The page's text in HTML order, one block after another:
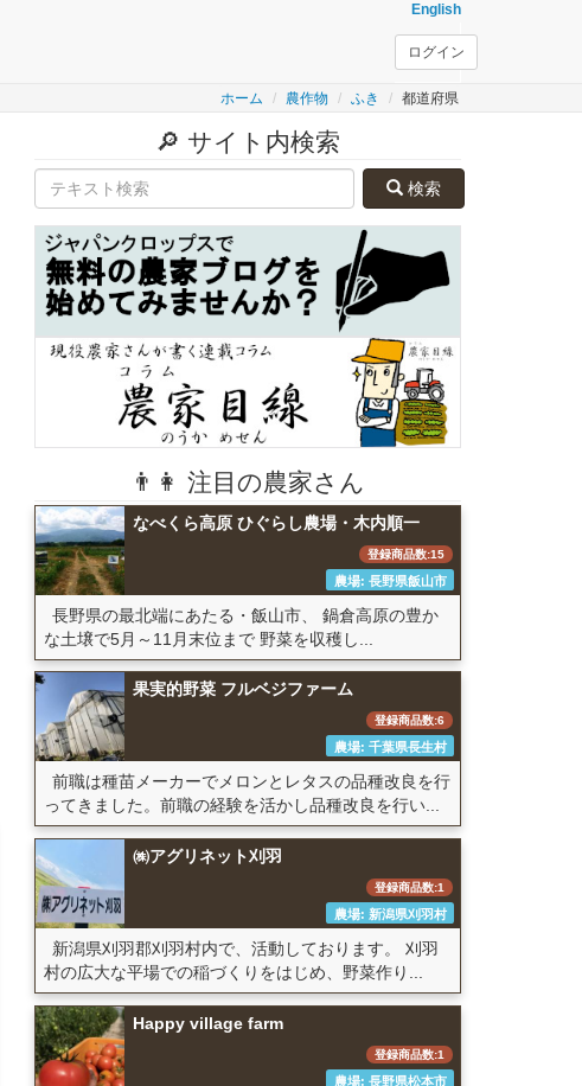
English
ログイン
ホーム 農作物 ふき 都道府県
🔎 サイト内検索
検索
👨👩 注目の農家さん
なべくら高原 ひぐらし農場・木内順一
登録商品数:15
農場: 長野県飯山市
長野県の最北端にあたる・飯山市、 鍋倉高原の豊か
な土壌で5月～11月末位まで 野菜を収穫し...
果実的野菜 フルベジファーム
登録商品数:6
農場: 千葉県長生村
前職は種苗メーカーでメロンとレタスの品種改良を行
ってきました。前職の経験を活かし品種改良を行い...
㈱アグリネット刈羽
登録商品数:1
農場: 新潟県刈羽村
新潟県刈羽郡刈羽村内で、活動しております。 刈羽
村の広大な平場での稲づくりをはじめ、野菜作り...
Happy village farm
登録商品数:1
農場: 長野県松本市